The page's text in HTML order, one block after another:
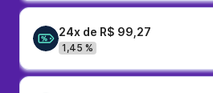
24x de R$ 99,27
1,45 %